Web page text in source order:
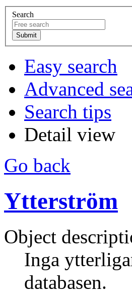
Search
Easy search
Advanced
Search tips
Detail view
Go back
Ytterström
Object
Inga
databasen.